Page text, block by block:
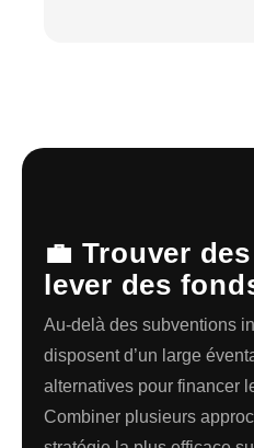
💼 Trouver des
lever des
Au-delà des subventions
disposent d’un large
alternatives pour financer
Combiner plusieurs